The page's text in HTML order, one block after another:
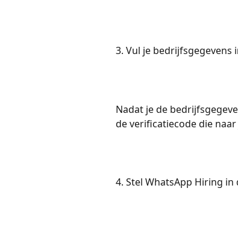
3. Vul je bedrijfsgegevens
Nadat je de
de verificatiecode die
4. Stel WhatsApp Hiring